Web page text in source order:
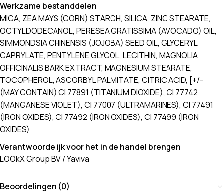
Werkzame bestanddelen
MICA, ZEA MAYS (CORN) STARCH, SILICA, ZINC STEARATE,
OCTYLDODECANOL, PERESEA GRATISSIMA (AVOCADO) OIL,
SIMMONDSIA CHINENSIS (JOJOBA) SEED OIL, GLYCERYL
CAPRYLATE, PENTYLENE GLYCOL, LECITHIN, MAGNOLIA
OFFICINALIS BARK EXTRACT, MAGNESIUM STEARATE,
TOCOPHEROL, ASCORBYL PALMITATE, CITRIC ACID, [+/-
(MAY CONTAIN) CI 77891 (TITANIUM DIOXIDE), CI 77742
(MANGANESE VIOLET), CI 77007 (ULTRAMARINES), CI 77491
(IRON OXIDES), CI 77492 (IRON OXIDES), CI 77499 (IRON
OXIDES)
Verantwoordelijk voor het in de handel brengen
LOOkX Group BV / Yaviva
Beoordelingen (0)